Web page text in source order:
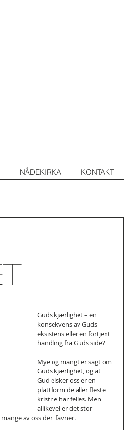
NÅDEKIRKA KONTAKT
Guds kjærlighet – en
konsekvens av Guds
eksistens eller en fortjent
handling fra Guds side?
Mye og mangt er sagt om
Guds kjærlighet, og at
Gud elsker oss er en
plattform de aller fleste
kristne har felles. Men
allikevel er det stor
av oss den favner.